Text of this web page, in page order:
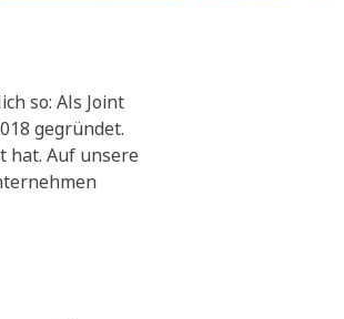
so: Als Joint
gegründet.
hat. Auf unsere